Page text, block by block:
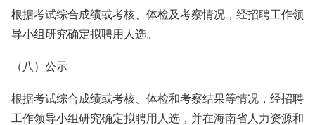
根据考试综合成绩或考核、体检及考察情况，经招聘工作领
导小组研究确定拟聘用人选。
（八）公示
根据考试综合成绩或考核、体检和考察结果等情况，经招聘
工作领导小组研究确定拟聘用人选，并在海南省人力资源和